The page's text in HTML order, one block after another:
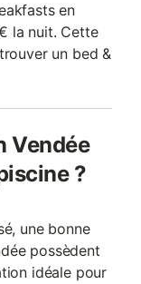
en
la nuit. Cette
un bed &
Vendée
?
une bonne
possèdent
idéale pour